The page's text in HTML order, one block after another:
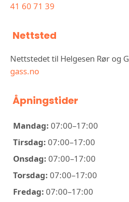
41 60 71 39
Nettsted
Nettstedet til Helgesen Rør og
gass.no
Åpningstider
Mandag: 07:00–17:00
Tirsdag: 07:00–17:00
Onsdag: 07:00–17:00
Torsdag: 07:00–17:00
Fredag: 07:00–17:00